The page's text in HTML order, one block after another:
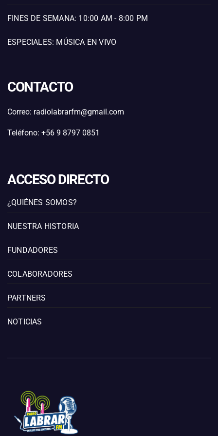
FINES DE SEMANA: 10:00 AM - 8:00 PM
ESPECIALES: MÚSICA EN VIVO
CONTACTO
Correo: radiolabrarfm@gmail.com
Teléfono: +56 9 8797 0851
ACCESO DIRECTO
¿QUIÉNES SOMOS?
NUESTRA HISTORIA
FUNDADORES
COLABORADORES
PARTNERS
NOTICIAS